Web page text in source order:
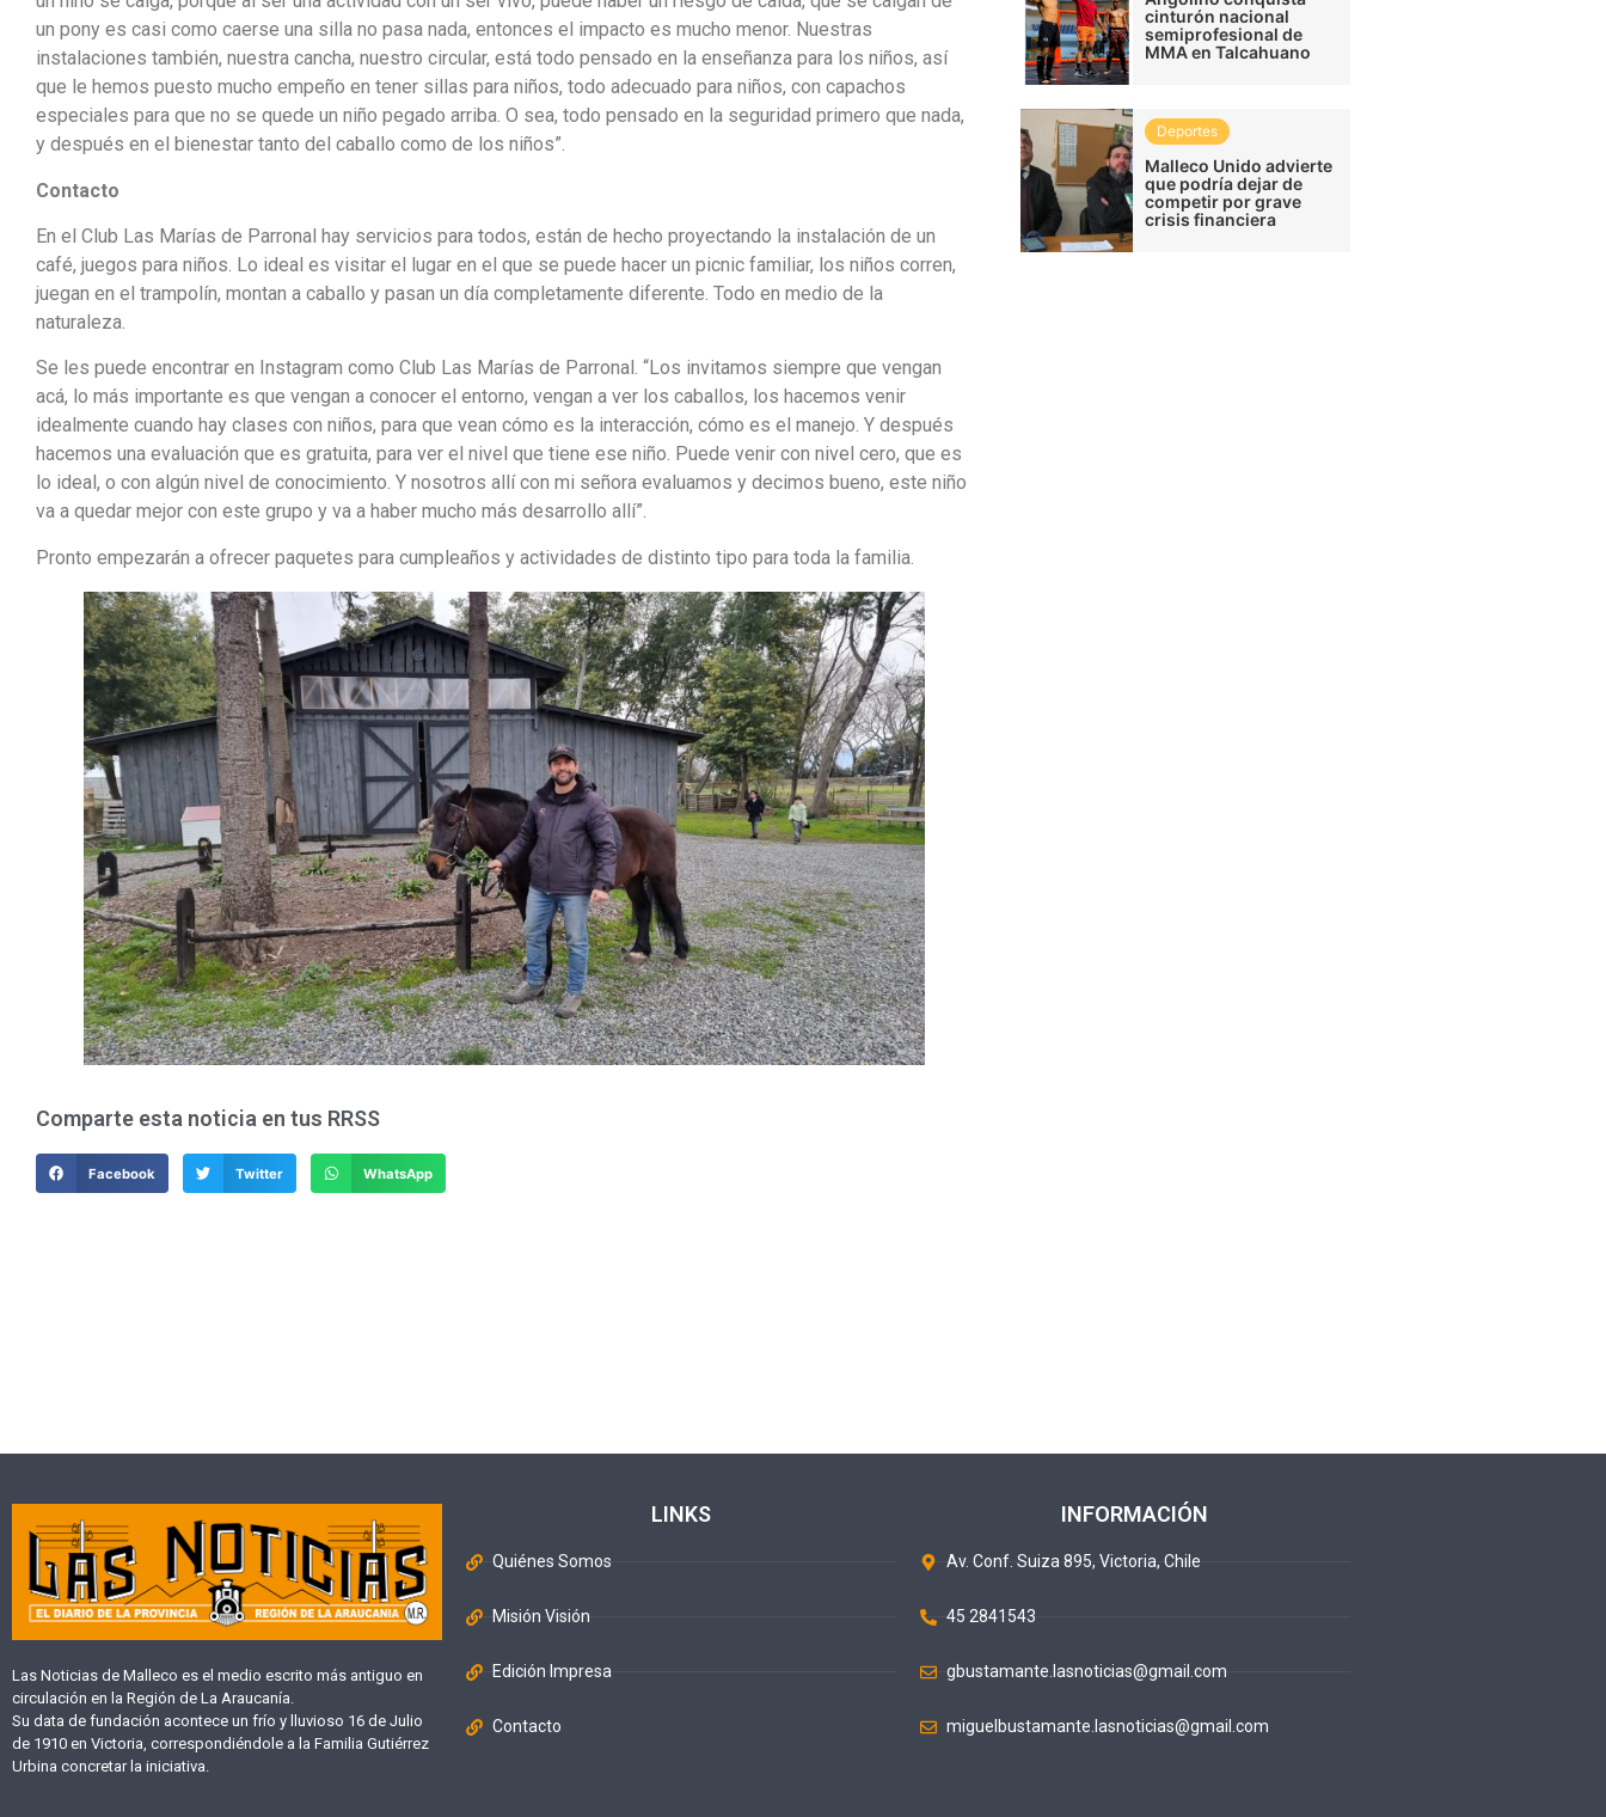
un pony es casi como caerse una silla no pasa nada, entonces el impacto es mucho menor. Nuestras
instalaciones también, nuestra cancha, nuestro circular, está todo pensado en la enseñanza para los niños, así
que le hemos puesto mucho empeño en tener sillas para niños, todo adecuado para niños, con capachos
especiales para que no se quede un niño pegado arriba. O sea, todo pensado en la seguridad primero que nada,
y después en el bienestar tanto del caballo como de los niños”.
Contacto
En el Club Las Marías de Parronal hay servicios para todos, están de hecho proyectando la instalación de un
café, juegos para niños. Lo ideal es visitar el lugar en el que se puede hacer un picnic familiar, los niños corren,
juegan en el trampolín, montan a caballo y pasan un día completamente diferente. Todo en medio de la
naturaleza.
Se les puede encontrar en Instagram como Club Las Marías de Parronal. “Los invitamos siempre que vengan
acá, lo más importante es que vengan a conocer el entorno, vengan a ver los caballos, los hacemos venir
idealmente cuando hay clases con niños, para que vean cómo es la interacción, cómo es el manejo. Y después
hacemos una evaluación que es gratuita, para ver el nivel que tiene ese niño. Puede venir con nivel cero, que es
lo ideal, o con algún nivel de conocimiento. Y nosotros allí con mi señora evaluamos y decimos bueno, este niño
va a quedar mejor con este grupo y va a haber mucho más desarrollo allí”.
Pronto empezarán a ofrecer paquetes para cumpleaños y actividades de distinto tipo para toda la familia.
Comparte esta noticia en tus RRSS
Facebook Twitter WhatsApp
cinturón nacional
semiprofesional de
MMA en Talcahuano
Deportes
Malleco Unido advierte
que podría dejar de
competir por grave
crisis financiera
Las Noticias de Malleco es el medio escrito más antiguo en
circulación en la Región de La Araucanía.
Su data de fundación acontece un frío y lluvioso 16 de Julio
de 1910 en Victoria, correspondiéndole a la Familia Gutiérrez
Urbina concretar la iniciativa.
LINKS
Quiénes Somos
Misión Visión
Edición Impresa
Contacto
INFORMACIÓN
Av. Conf. Suiza 895, Victoria, Chile
45 2841543
gbustamante.lasnoticias@gmail.com
miguelbustamante.lasnoticias@gmail.com